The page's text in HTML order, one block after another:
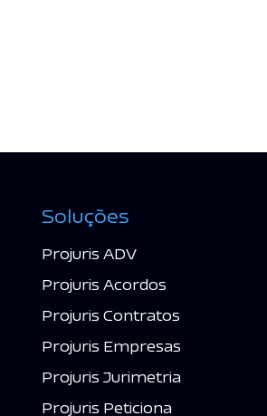
Soluções
Projuris ADV
Projuris Acordos
Projuris Contratos
Projuris Empresas
Projuris Jurimetria
Projuris Peticiona